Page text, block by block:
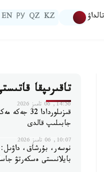
تالداۋ KZ
QZ
РУ
EN
تاقىرىپقا
14:56, 06 تامىز 2026
جابىلىپ قالدى
10:07, 06 تامىز 2026
بايلانىستى ەسكەرتۋ